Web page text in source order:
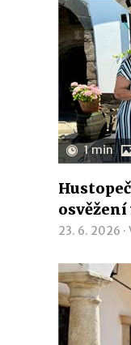
1 min
osvěžení
23. 6. 2026 ·